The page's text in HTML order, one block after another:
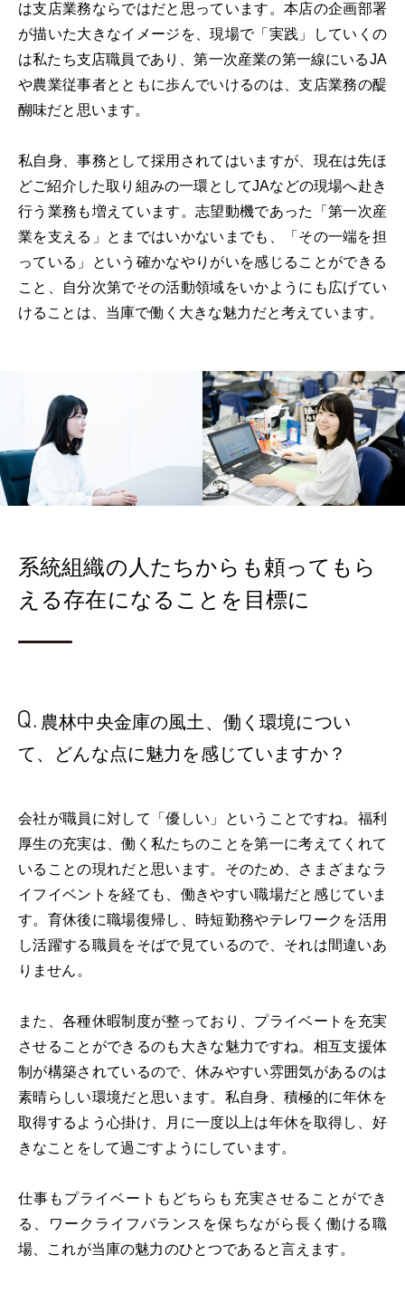
は支店業務ならではだと思っています。本店の企画部署
が描いた大きなイメージを、現場で「実践」していくの
は私たち支店職員であり、第一次産業の第一線にいるJA
や農業従事者とともに歩んでいけるのは、支店業務の醍
醐味だと思います。
私自身、事務として採用されてはいますが、現在は先ほ
どご紹介した取り組みの一環としてJAなどの現場へ赴き
行う業務も増えています。志望動機であった「第一次産
業を支える」とまではいかないまでも、「その一端を担
っている」という確かなやりがいを感じることができる
こと、自分次第でその活動領域をいかようにも広げてい
けることは、当庫で働く大きな魅力だと考えています。
系統組織の人たちからも頼ってもら
える存在になることを目標に
農林中央金庫の風土、 働く環境につい
て、
どんな点に魅力を感じていますか？
会社が職員に対して「優しい」ということですね。福利
厚生の充実は、働く私たちのことを第一に考えてくれて
いることの現れだと思います。そのため、さまざまなラ
イフイベントを経ても、働きやすい職場だと感じていま
す。育休後に職場復帰し、時短勤務やテレワークを活用
し活躍する職員をそばで見ているので、それは間違いあ
りません。
また、各種休暇制度が整っており、プライベートを充実
させることができるのも大きな魅力ですね。相互支援体
制が構築されているので、休みやすい雰囲気があるのは
素晴らしい環境だと思います。私自身、積極的に年休を
取得するよう心掛け、月に一度以上は年休を取得し、好
きなことをして過ごすようにしています。
仕事もプライベートもどちらも充実させることができ
る、ワークライフバランスを保ちながら長く働ける職
場、これが当庫の魅力のひとつであると言えます。